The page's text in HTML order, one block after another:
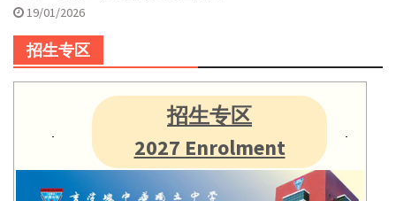
19/01/2026
招生专区
招生专区
2027 Enrolment